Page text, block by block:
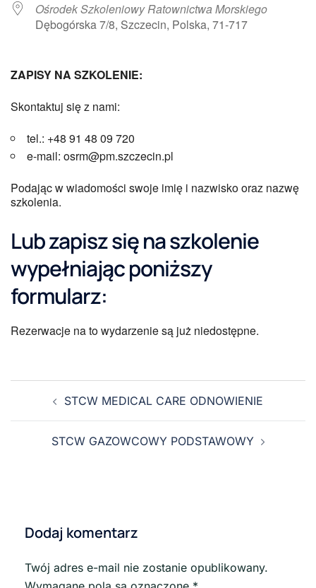
Ośrodek Szkoleniowy Ratownictwa Morskiego
Dębogórska 7/8, Szczecin, Polska, 71-717
ZAPISY NA SZKOLENIE:
Skontaktuj się z nami:
tel.: +48 91 48 09 720
e-mail: osrm@pm.szczecin.pl
Podając w wiadomości swoje imię i nazwisko oraz nazwę
szkolenia.
Lub zapisz się na szkolenie
wypełniając poniższy
formularz:
Rezerwacje na to wydarzenie są już niedostępne.
STCW MEDICAL CARE ODNOWIENIE
STCW GAZOWCOWY PODSTAWOWY
Dodaj komentarz
Twój adres e-mail nie zostanie opublikowany.